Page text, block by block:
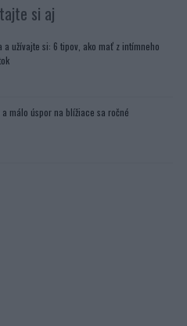
si aj
a užívajte si: 6 tipov, ako mať z intímneho
málo úspor na blížiace sa ročné